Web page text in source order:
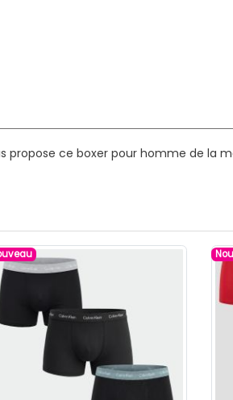
propose ce boxer pour homme de la